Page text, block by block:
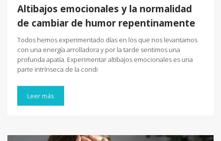
Altibajos emocionales y la normalidad
de cambiar de humor repentinamente
Todos hemos experimentado días en los que nos levantamos
con una energía arrolladora y por la tarde sentimos una
profunda apatía. Experimentar altibajos emocionales es una
parte intrínseca de la condi
Leer más